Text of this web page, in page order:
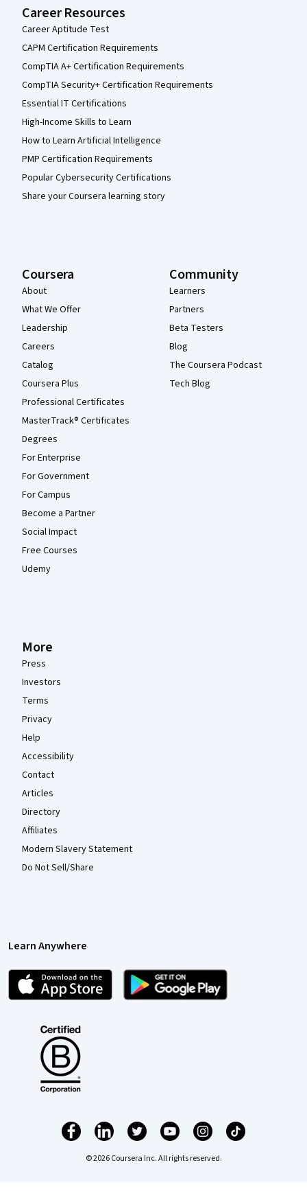
Career Resources
Career Aptitude Test
CAPM Certification Requirements
CompTIA A+ Certification Requirements
CompTIA Security+ Certification Requirements
Essential IT Certifications
High-Income Skills to Learn
How to Learn Artificial Intelligence
PMP Certification Requirements
Popular Cybersecurity Certifications
Share your Coursera learning story
Coursera
About
What We Offer
Leadership
Careers
Catalog
Coursera Plus
Professional Certificates
MasterTrack® Certificates
Degrees
For Enterprise
For Government
For Campus
Become a Partner
Social Impact
Free Courses
Udemy
Community
Learners
Partners
Beta Testers
Blog
The Coursera Podcast
Tech Blog
More
Press
Investors
Terms
Privacy
Help
Accessibility
Contact
Articles
Directory
Affiliates
Modern Slavery Statement
Do Not Sell/Share
Learn Anywhere
© 2026 Coursera Inc. All rights reserved.